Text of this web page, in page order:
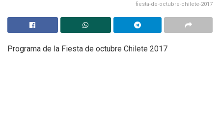
fiesta-de-octubre-chilete-2017
Programa de la Fiesta de octubre Chilete 2017